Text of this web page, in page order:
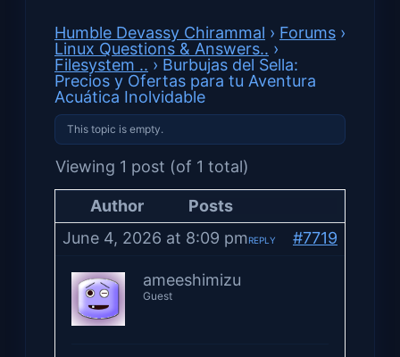
Humble Devassy Chirammal › Forums ›
Linux Questions & Answers.. ›
Filesystem .. › Burbujas del Sella:
Precios y Ofertas para tu Aventura
Acuática Inolvidable
This topic is empty.
Viewing 1 post (of 1 total)
Author
Posts
June 4, 2026 at 8:09 pm
#7719
REPLY
ameeshimizu
Guest